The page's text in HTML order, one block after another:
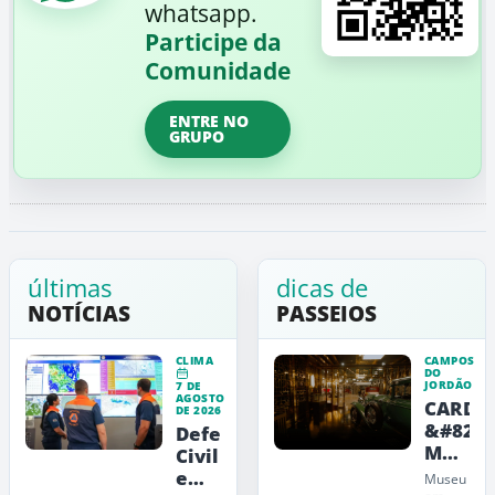
whatsapp.
Participe da
Comunidade
ENTRE NO
GRUPO
últimas
NOTÍCIAS
CLIMA
7 DE
AGOSTO
DE 2026
Defesa
Civil
emite
dicas de
PASSEIOS
CAMPOS
DO
JORDÃO
CARDE
Museu
de
Museu